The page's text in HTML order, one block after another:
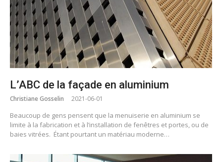
L’ABC de la façade en aluminium
Christiane Gosselin 2021-06-01
Beaucoup de gens pensent que la menuiserie en aluminium se
limite à la fabrication et à l’installation de fenêtres et portes, ou de
baies vitrées. Étant pourtant un matériau moderne…